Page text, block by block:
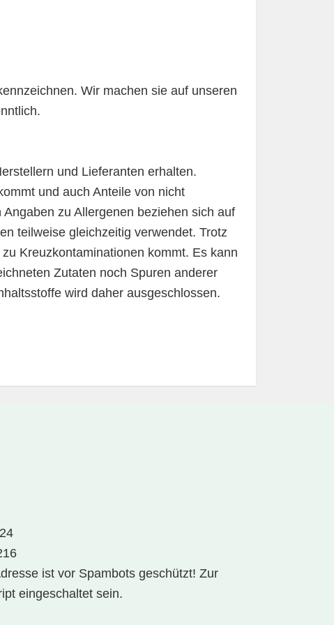
Wir machen sie auf unseren
und Lieferanten erhalten.
und auch Anteile von nicht
zu Allergenen beziehen sich auf
teilweise gleichzeitig verwendet. Trotz
Kreuzkontaminationen kommt. Es kann
Zutaten noch Spuren anderer
wird daher ausgeschlossen.
ist vor Spambots geschützt! Zur
eingeschaltet sein.